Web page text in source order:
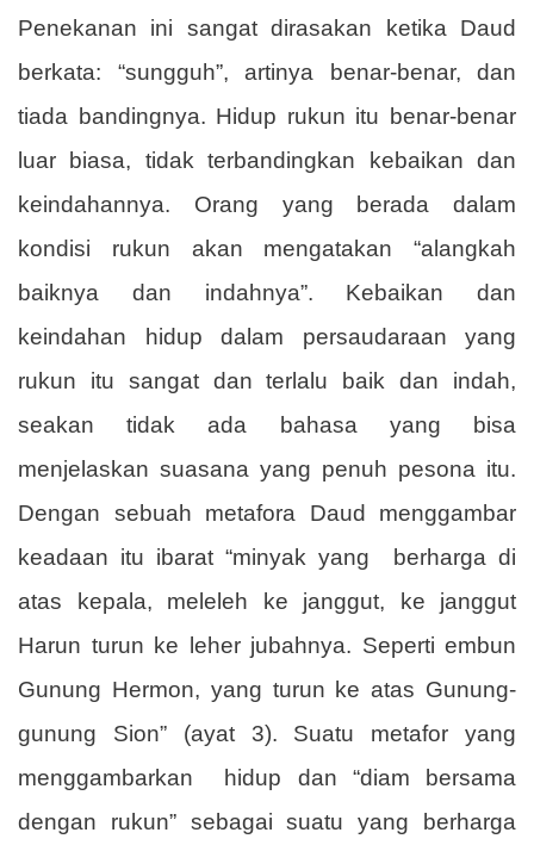
Penekanan ini sangat dirasakan ketika Daud
berkata: “sungguh”, artinya benar-benar, dan
tiada bandingnya. Hidup rukun itu benar-benar
luar biasa, tidak terbandingkan kebaikan dan
keindahannya. Orang yang berada dalam
kondisi rukun akan mengatakan “alangkah
baiknya dan indahnya”. Kebaikan dan
keindahan hidup dalam persaudaraan yang
rukun itu sangat dan terlalu baik dan indah,
seakan tidak ada bahasa yang bisa
menjelaskan suasana yang penuh pesona itu.
Dengan sebuah metafora Daud menggambar
keadaan itu ibarat “minyak yang
berharga di
atas kepala, meleleh ke janggut, ke janggut
Harun turun ke leher jubahnya. Seperti embun
Gunung Hermon, yang turun ke atas Gunung-
gunung Sion” (ayat 3). Suatu metafor yang
menggambarkan
hidup dan “diam bersama
dengan rukun” sebagai suatu yang berharga